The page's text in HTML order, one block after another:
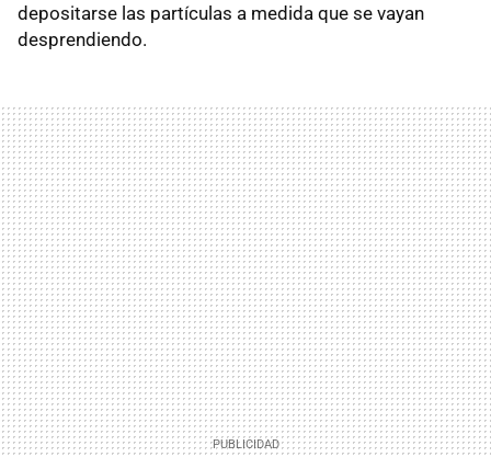
depositarse las partículas a medida que se vayan
desprendiendo.